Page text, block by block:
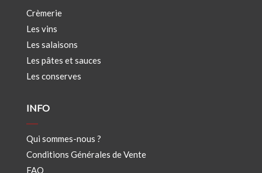
Crèmerie
Les vins
Les salaisons
Les pâtes et sauces
Les conserves
INFO
Qui sommes-nous ?
Conditions Générales de Vente
FAQ